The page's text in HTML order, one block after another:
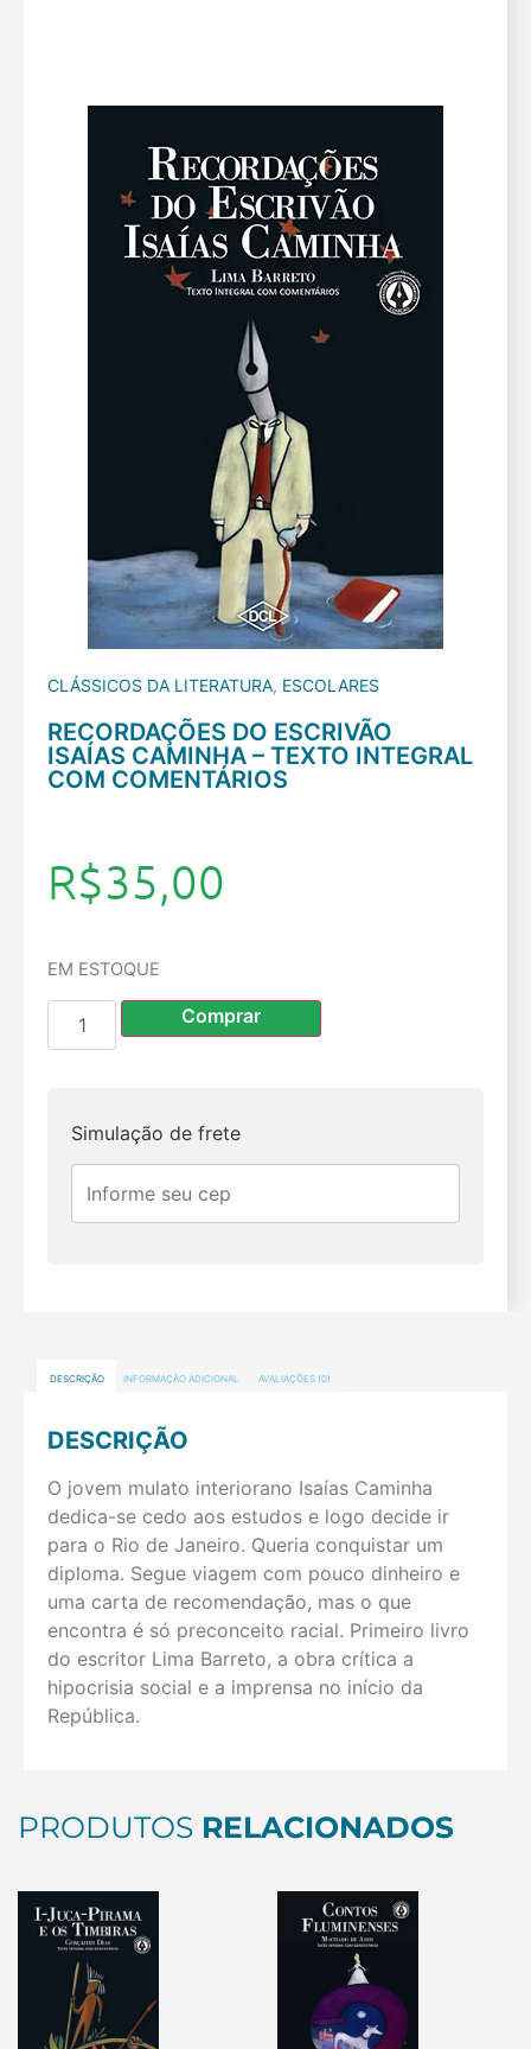
CLÁSSICOS DA LITERATURA, ESCOLARES
RECORDAÇÕES DO ESCRIVÃO
ISAÍAS CAMINHA – TEXTO INTEGRAL
COM COMENTÁRIOS
R$35,00
EM ESTOQUE
Comprar
Simulação de frete
DESCRIÇÃO INFORMAÇÃO ADICIONAL AVALIAÇÕES (0)
DESCRIÇÃO
O jovem mulato interiorano Isaías Caminha
dedica-se cedo aos estudos e logo decide ir
para o Rio de Janeiro. Queria conquistar um
diploma. Segue viagem com pouco dinheiro e
uma carta de recomendação, mas o que
encontra é só preconceito racial. Primeiro livro
do escritor Lima Barreto, a obra crítica a
hipocrisia social e a imprensa no início da
República.
PRODUTOS RELACIONADOS